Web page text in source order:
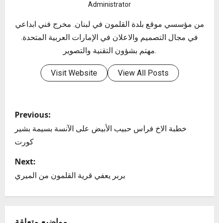
Administrator
من مؤسسي موقع بلدة القلمون في لبنان. مخرج فني ابداعي
في مجال التصميم والاعلان في الإمارات العربية المتحدة.
مهتم بشؤون التقنية والتصوير.
Visit Website View All Posts
P
o
s
t
n
Previous:
خطبة الاخ فراس حبيب الأبيض على الآنسة بسيمة بشير
كورت
Next:
بربر يعفي قرية القلمون من الميري